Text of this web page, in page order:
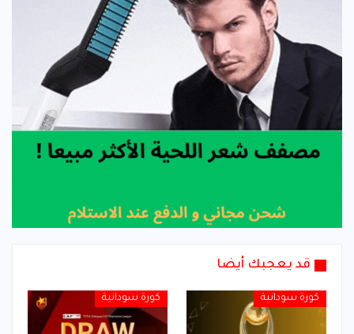
قد يعجبك أيضا
كورة سودانية كورة سودانية